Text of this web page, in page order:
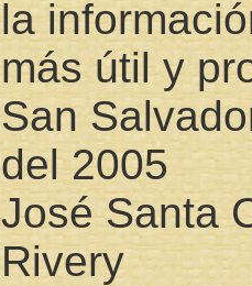
la
más útil y
San
del 2005
José Santa
Rivery